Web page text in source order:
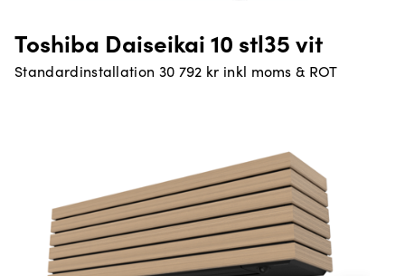
Toshiba Daiseikai 10 stl35 vit
Standardinstallation 30 792 kr inkl moms & ROT